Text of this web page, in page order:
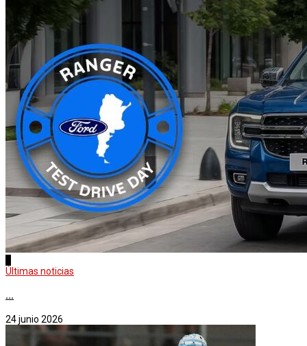
Últimas noticias
...
24 junio 2026